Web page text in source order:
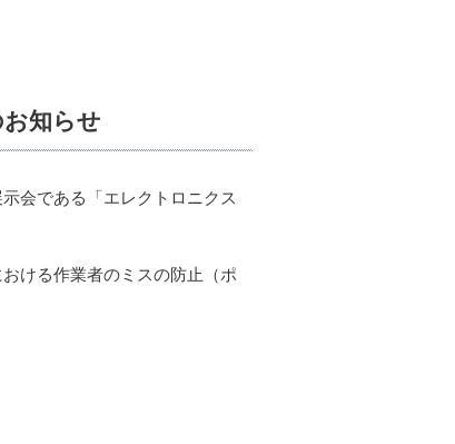
知らせ
会である「エレクトロニクス
ける作業者のミスの防止（ポ